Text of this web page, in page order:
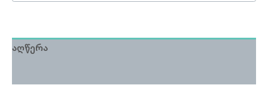
აღწერა